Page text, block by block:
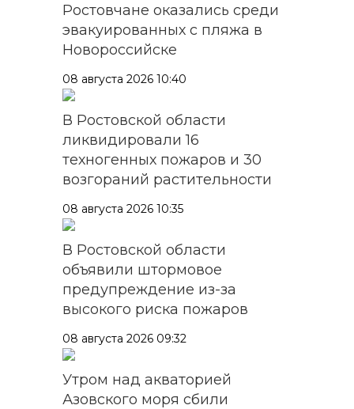
Ростовчане оказались среди
эвакуированных с пляжа в
Новороссийске
08 августа 2026 10:40
В Ростовской области
ликвидировали 16
техногенных пожаров и 30
возгораний растительности
08 августа 2026 10:35
В Ростовской области
объявили штормовое
предупреждение из-за
высокого риска пожаров
08 августа 2026 09:32
Утром над акваторией
Азовского моря сбили